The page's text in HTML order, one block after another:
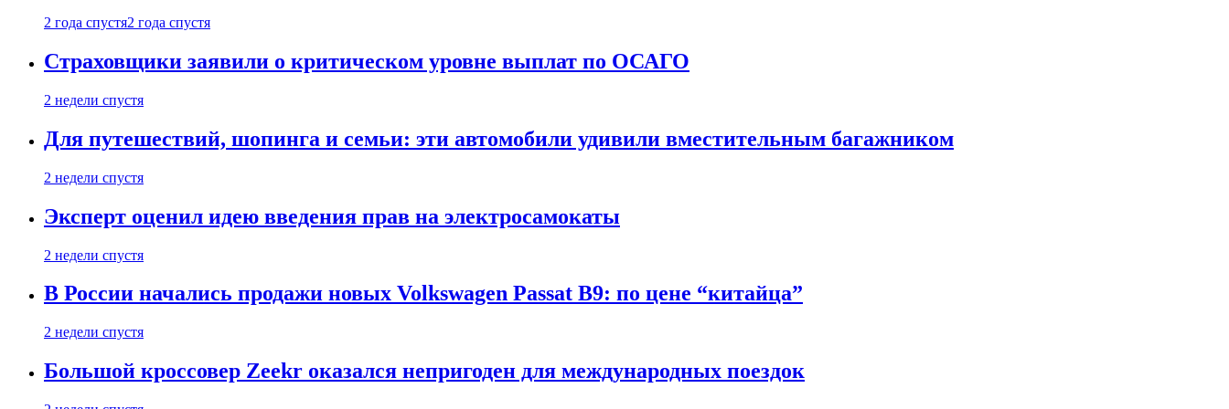
2 года спустя2 года спустя
Страховщики заявили о критическом уровне выплат по ОСАГО
2 недели спустя
Для путешествий, шопинга и семьи: эти автомобили удивили вместительным багажником
2 недели спустя
Эксперт оценил идею введения прав на электросамокаты
2 недели спустя
В России начались продажи новых Volkswagen Passat B9: по цене “китайца”
2 недели спустя
Большой кроссовер Zeekr оказался непригоден для международных поездок